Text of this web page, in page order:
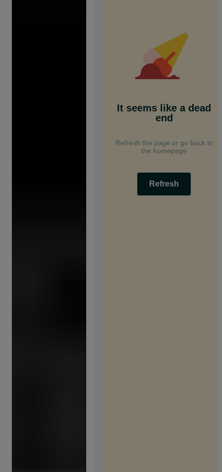
It seems like a dead
end
Refresh the page or go back to
the homepage
Refresh